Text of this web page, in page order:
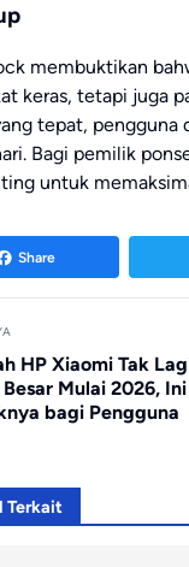
membuktikan
keras, tetapi juga
tepat, pengguna
Bagi pemilik
untuk
Share
HP Xiaomi Tak
Mulai 2026, Ini
bagi Pengguna
Terkait